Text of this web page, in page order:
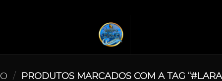
/ PRODUTOS MARCADOS COM A TAG